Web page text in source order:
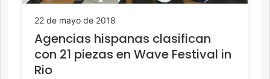
22 de mayo de 2018
Agencias hispanas clasifican
con 21 piezas en Wave Festival in
Rio